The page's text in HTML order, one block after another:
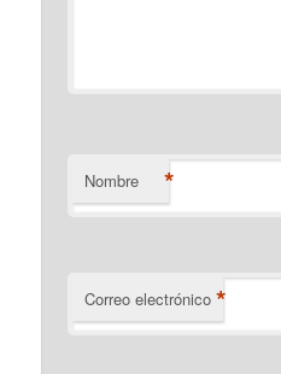
Nombre *
Correo electrónico *